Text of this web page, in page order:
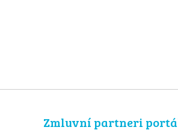
Zmluvní partneri